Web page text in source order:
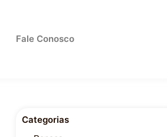
Fale Conosco
Categorias